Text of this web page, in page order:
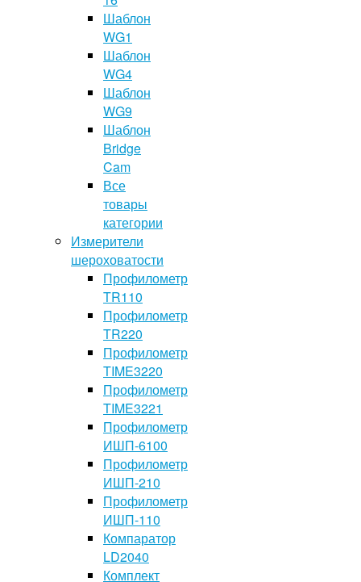
Шаблон
WG1
Шаблон
WG4
Шаблон
WG9
Шаблон
Bridge
Cam
Все
товары
категории
Измерители
шероховатости
Профилометр
TR110
Профилометр
TR220
Профилометр
TIME3220
Профилометр
TIME3221
Профилометр
ИШП-6100
Профилометр
ИШП-210
Профилометр
ИШП-110
Компаратор
LD2040
Комплект